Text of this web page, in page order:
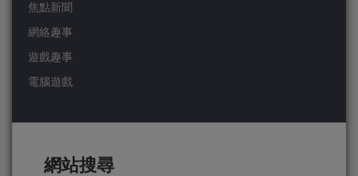
焦點新聞
網絡趣事
遊戲趣事
電腦遊戲
網站搜尋